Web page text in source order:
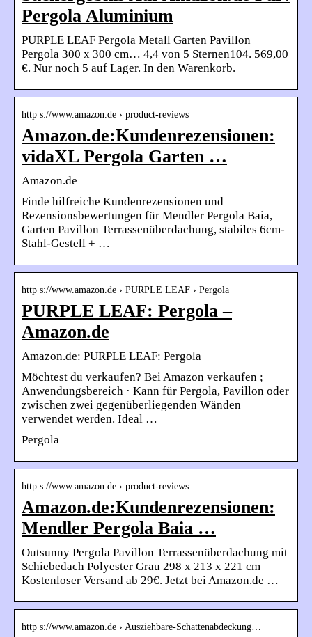
Pergola Aluminium
PURPLE LEAF Pergola Metall Garten Pavillon
Pergola 300 x 300 cm… 4,4 von 5 Sternen104. 569,00
€. Nur noch 5 auf Lager. In den Warenkorb.
http s://www.amazon.de › product-reviews
Amazon.de:Kundenrezensionen:
vidaXL Pergola Garten …
Amazon.de
Finde hilfreiche Kundenrezensionen und
Rezensionsbewertungen für Mendler Pergola Baia,
Garten Pavillon Terrassenüberdachung, stabiles 6cm-
Stahl-Gestell + …
http s://www.amazon.de › PURPLE LEAF › Pergola
PURPLE LEAF: Pergola –
Amazon.de
Amazon.de: PURPLE LEAF: Pergola
Möchtest du verkaufen? Bei Amazon verkaufen ;
Anwendungsbereich · Kann für Pergola, Pavillon oder
zwischen zwei gegenüberliegenden Wänden
verwendet werden. Ideal …
Pergola
http s://www.amazon.de › product-reviews
Amazon.de:Kundenrezensionen:
Mendler Pergola Baia …
Outsunny Pergola Pavillon Terrassenüberdachung mit
Schiebedach Polyester Grau 298 x 213 x 221 cm –
Kostenloser Versand ab 29€. Jetzt bei Amazon.de …
http s://www.amazon.de › Ausziehbare-Schattenabdeckung…